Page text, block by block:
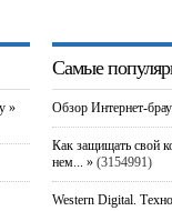
»
Самые
Обзор Интернет-
Как защищать свой
нем... »(3154991)
Western Digital.